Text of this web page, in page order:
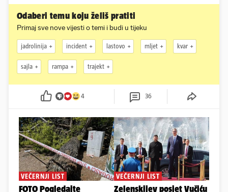
Odaberi temu koju želiš pratiti
Primaj sve nove vijesti o temi i budi u tijeku
jadrolinija incident lastovo mljet kvar
sajla rampa trajekt
4 36